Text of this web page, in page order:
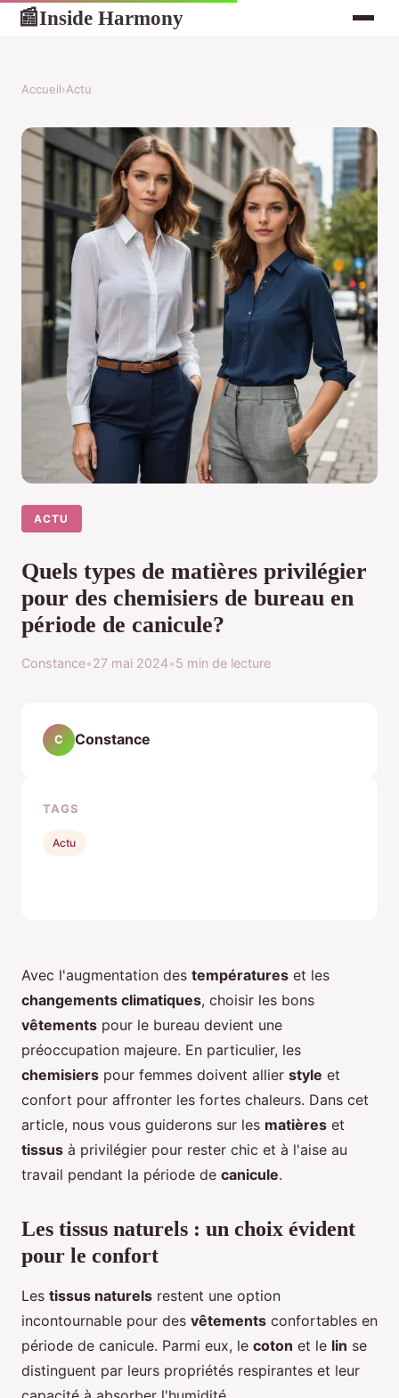
📰Inside Harmony
Accueil›Actu
ACTU
Quels types de matières privilégier
pour des chemisiers de bureau en
période de canicule?
Constance•27 mai 2024•5 min de lecture
Avec l'augmentation des températures et les
changements climatiques, choisir les bons
vêtements pour le bureau devient une
préoccupation majeure. En particulier, les
chemisiers pour femmes doivent allier style et
confort pour affronter les fortes chaleurs. Dans cet
article, nous vous guiderons sur les matières et
tissus à privilégier pour rester chic et à l'aise au
travail pendant la période de canicule.
Les tissus naturels : un choix évident
pour le confort
Les tissus naturels restent une option
incontournable pour des vêtements confortables en
période de canicule. Parmi eux, le coton et le lin se
distinguent par leurs propriétés respirantes et leur
C Constance
TAGS
Actu